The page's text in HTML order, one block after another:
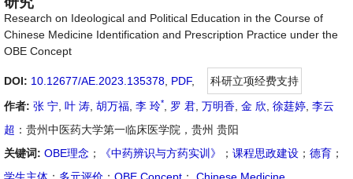
Research on Ideological and Political Education in the Course of
Chinese Medicine Identification and Prescription Practice under the
OBE Concept
DOI: 10.12677/AE.2023.135378 PDF,
科研立项经费支持
作者: 张 宁 叶 涛 胡万福 李 玲* 罗 君 万明香 金 欣 徐莛婷 李云
超 ：贵州中医药大学第一临床医学院，贵州 贵阳
关键词: OBE理念 ； 《中药辨识与方药实训》 ； 课程思政建设 ； 德育 ；